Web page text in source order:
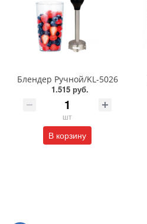
Блендер Ручной/KL-5026
1.515 руб.
шт
В корзину